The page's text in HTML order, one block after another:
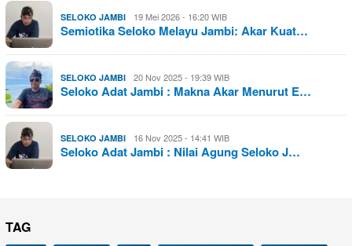
SELOKO JAMBI 19 Mei 2026 - 16:20 WIB
Semiotika Seloko Melayu Jambi: Akar Kuat…
SELOKO JAMBI 20 Nov 2025 - 19:39 WIB
Seloko Adat Jambi : Makna Akar Menurut E…
SELOKO JAMBI 16 Nov 2025 - 14:41 WIB
Seloko Adat Jambi : Nilai Agung Seloko J…
TAG